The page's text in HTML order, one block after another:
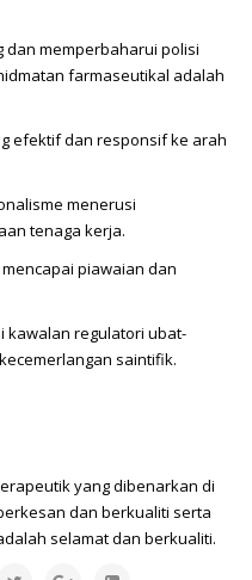
dan memperbaharui polisi
farmaseutikal adalah
efektif dan responsif ke arah
menerusi
tenaga kerja.
piawaian dan
kawalan regulatori ubat-
saintifik.
yang dibenarkan di
dan berkualiti serta
selamat dan berkualiti.